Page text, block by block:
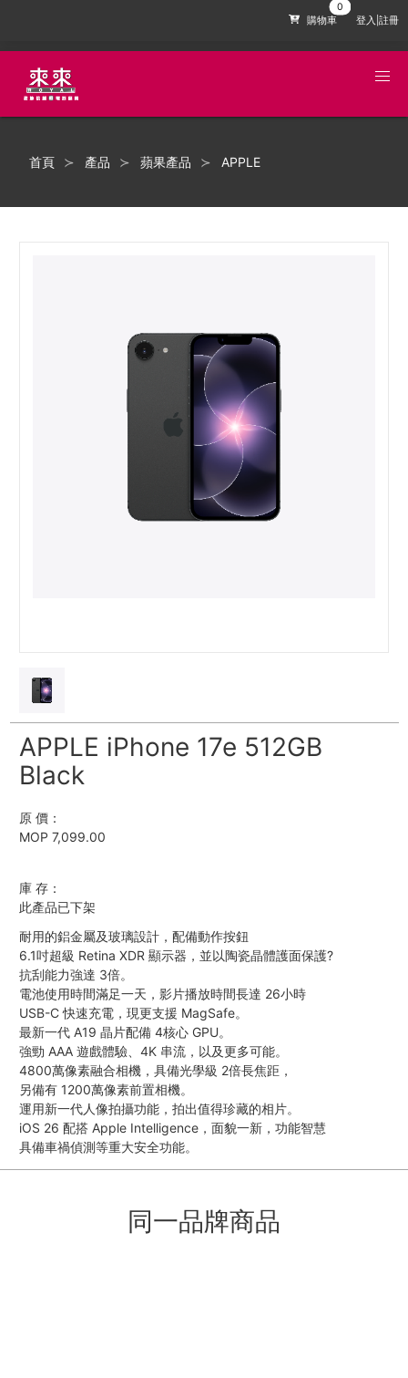
購物車 登入|註冊
首頁 產品 蘋果產品 APPLE
APPLE iPhone 17e 512GB
Black
原 價：
MOP 7,099.00
庫 存：
此產品已下架
耐用的鋁金屬及玻璃設計，配備動作按鈕
6.1吋超級 Retina XDR 顯示器，並以陶瓷晶體護面保護?
抗刮能力強達 3倍。
電池使用時間滿足一天，影片播放時間長達 26小時
USB-C 快速充電，現更支援 MagSafe。
最新一代 A19 晶片配備 4核心 GPU。
強勁 AAA 遊戲體驗、4K 串流，以及更多可能。
4800萬像素融合相機，具備光學級 2倍長焦距，
另備有 1200萬像素前置相機。
運用新一代人像拍攝功能，拍出值得珍藏的相片。
iOS 26 配搭 Apple Intelligence，面貌一新，功能智慧
具備車禍偵測等重大安全功能。
同一品牌商品